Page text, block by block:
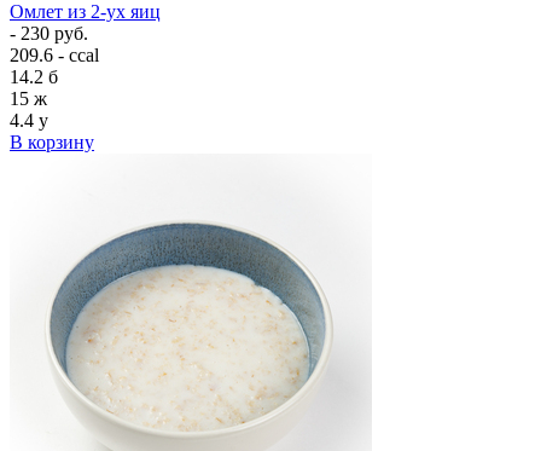
Омлет из 2-ух яиц
- 230 руб.
209.6 - ccal
14.2 б
15 ж
4.4 у
В корзину